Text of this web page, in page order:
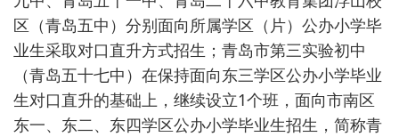
区（青岛五中）分别面向所属学区（片）公办小学毕
业生采取对口直升方式招生；青岛市第三实验初中
（青岛五十七中）在保持面向东三学区公办小学毕业
生对口直升的基础上，继续设立1个班，面向市南区
东一、东二、东四学区公办小学毕业生招生，简称青